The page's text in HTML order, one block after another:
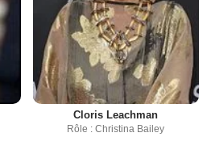
Cloris Leachman
Rôle : Christina Bailey